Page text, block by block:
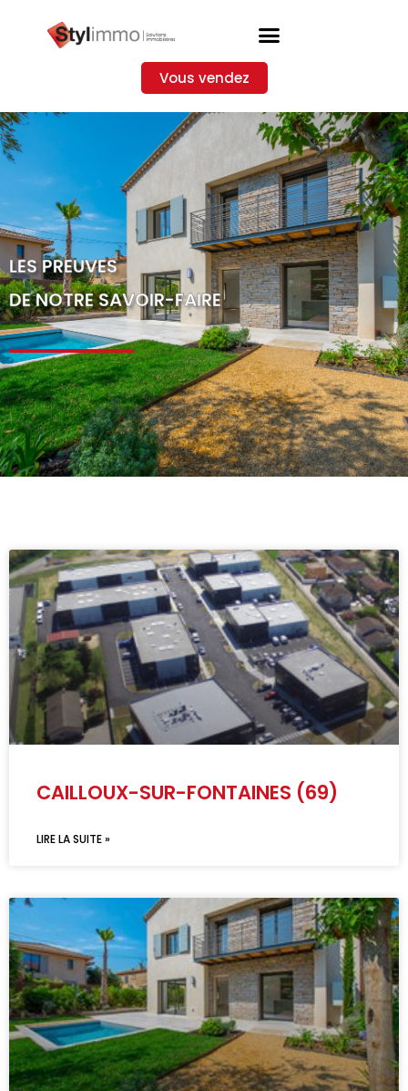
Vous vendez
LES PREUVES
DE NOTRE SAVOIR-FAIRE
CAILLOUX-SUR-FONTAINES (69)
LIRE LA SUITE »